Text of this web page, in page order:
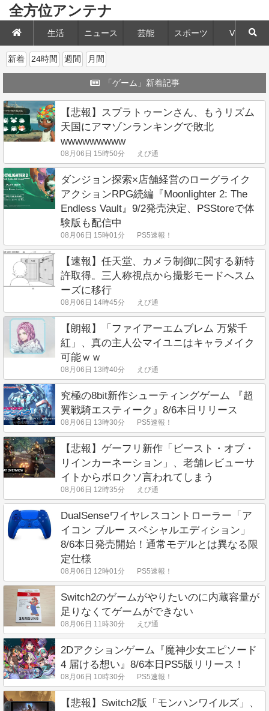
全方位アンテナ
生活 ニュース 芸能 スポーツ VIP
新着 24時間 週間 月間
「ゲーム」新着記事
【悲報】スプラトゥーンさん、もうリズム
天国にアマゾンランキングで敗北
wwwwwwwww
08月06日 15時50分 えび通
ダンジョン探索×店舗経営のローグライク
アクションRPG続編『Moonlighter 2: The
Endless Vault』9/2発売決定、PSStoreで体
験版も配信中
08月06日 15時01分 PS5速報！
【速報】任天堂、カメラ制御に関する新特
許取得。三人称視点から撮影モードへスム
ーズに移行
08月06日 14時45分 えび通
【朗報】「ファイアーエムブレム 万紫千
紅」、真の主人公マイユニはキャラメイク
可能ｗｗ
08月06日 13時40分 えび通
究極の8bit新作シューティングゲーム 『超
翼戦騎エスティーク』8/6本日リリース
08月06日 13時30分 PS5速報！
【悲報】ゲーフリ新作「ビースト・オブ・
リインカーネーション」、老舗レビューサ
イトからボロクソ言われてしまう
08月06日 12時35分 えび通
DualSenseワイヤレスコントローラー「ア
イコン ブルー スペシャルエディション」
8/6本日発売開始！通常モデルとは異なる限
定仕様
08月06日 12時01分 PS5速報！
Switch2のゲームがやりたいのに内蔵容量が
足りなくてゲームができない
08月06日 11時30分 えび通
2Dアクションゲーム『魔神少女エピソード
4 届ける想い』8/6本日PS5版リリース！
08月06日 10時30分 PS5速報！
【悲報】Switch2版「モンハンワイルズ」、